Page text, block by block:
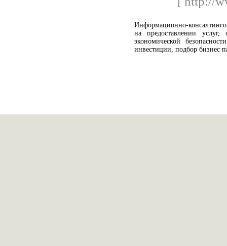
Информационно-
на предоставлении
экономической
инвестиции, подбор бизнес